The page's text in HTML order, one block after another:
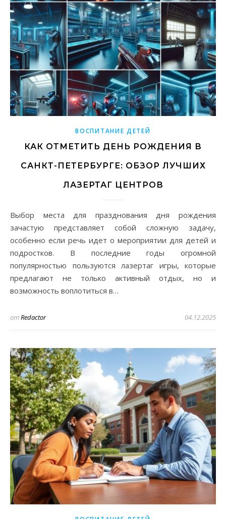
ВОСПИТАНИЕ ДЕТЕЙ
КАК ОТМЕТИТЬ ДЕНЬ РОЖДЕНИЯ В
САНКТ-ПЕТЕРБУРГЕ: ОБЗОР ЛУЧШИХ
ЛАЗЕРТАГ ЦЕНТРОВ
Выбор места для празднования дня рождения
зачастую представляет собой сложную задачу,
особенно если речь идет о мероприятии для детей и
подростков. В последние годы огромной
популярностью пользуются лазертаг игры, которые
предлагают не только активный отдых, но и
возможность воплотиться в…
отRedactor 04.12.2025